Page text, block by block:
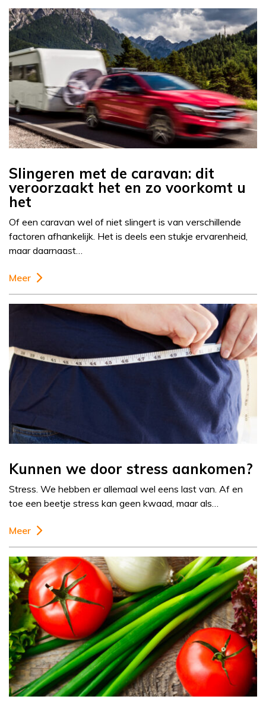
Slingeren met de caravan: dit
veroorzaakt het en zo voorkomt u
het
Of een caravan wel of niet slingert is van verschillende
factoren afhankelijk. Het is deels een stukje ervarenheid,
maar daarnaast…
Meer
Kunnen we door stress aankomen?
Stress. We hebben er allemaal wel eens last van. Af en
toe een beetje stress kan geen kwaad, maar als…
Meer